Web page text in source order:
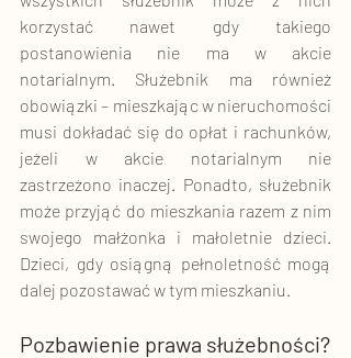
korzystać nawet gdy takiego
postanowienia nie ma w akcie
notarialnym. Służebnik ma również
obowiązki – mieszkając w nieruchomości
musi dokładać się do opłat i rachunków,
jeżeli w akcie notarialnym nie
zastrzeżono inaczej. Ponadto, służebnik
może przyjąć do mieszkania razem z nim
swojego małżonka i małoletnie dzieci.
Dzieci, gdy osiągną pełnoletność mogą
dalej pozostawać w tym mieszkaniu.
Pozbawienie prawa służebności?